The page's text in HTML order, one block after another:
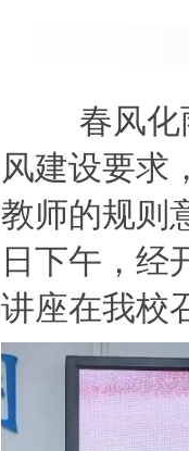
春风
风建设要求
教师的规则
日下午，经
讲座在我校